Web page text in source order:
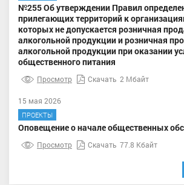
№255 Об утверждении Правил
прилегающих территорий к
которых не допускается розничная
алкогольной продукции и розничная
алкогольной продукции при оказании
общественного питания
Просмотр Скачать 2 Мбайт
15 мая 2026
ПРОЕКТЫ
Оповещение о начале общественных
Просмотр Скачать 77.8 Кбайт